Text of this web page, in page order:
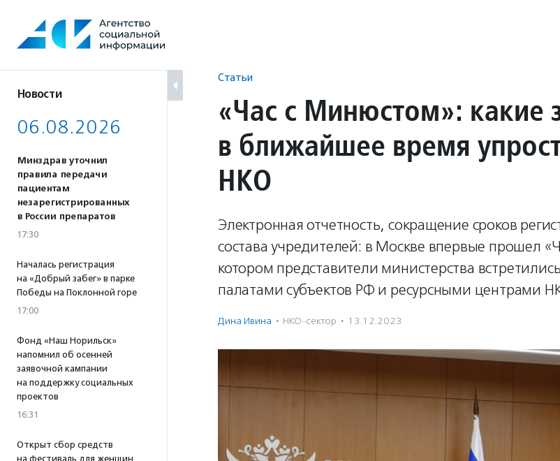
содержанию
Новости
06.08.2026
Минздрав уточнил
правила передачи
пациентам
незарегистрированных
в России препаратов
17:30
Началась регистрация
на «Добрый забег» в парке
Победы на Поклонной горе
17:00
Фонд «Наш Норильск»
напомнил об осенней
заявочной кампании
на поддержку социальных
проектов
16:31
Открыт сбор средств
на фестиваль для женщин
Статьи
«Час с Минюстом»: какие
в ближайшее время
НКО
Электронная отчетность, сокращение сроков
состава учредителей: в Москве впервые прошел
котором представители министерства
палатами субъектов РФ и ресурсными центрами
Дина Ивина · НКО-сектор · 13.12.2023